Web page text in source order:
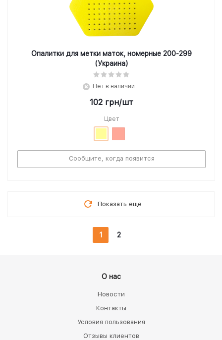
Опалитки для метки маток, номерные 200-299
(Украина)
Нет в наличии
102 грн/шт
Цвет
Сообщите, когда появится
Показать еще
1 2
О нас
Новости
Контакты
Условия пользования
Отзывы клиентов